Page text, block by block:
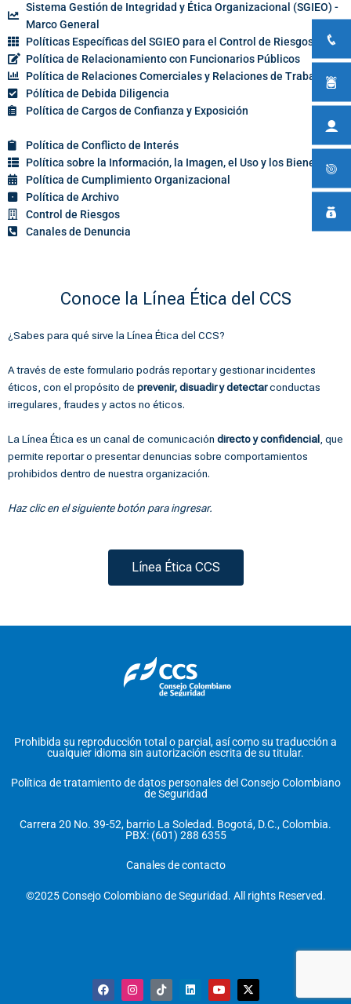
Sistema Gestión de Integridad y Ética Organizacional (SGIEO) -
Marco General
Políticas Específicas del SGIEO para el Control de Riesgos ST/C
Política de Relacionamiento con Funcionarios Públicos
Política de Relaciones Comerciales y Relaciones de Trabajo
Pólítica de Debida Diligencia
Política de Cargos de Confianza y Exposición
Política de Conflicto de Interés
Política sobre la Información, la Imagen, el Uso y los Bienes
Política de Cumplimiento Organizacional
Política de Archivo
Control de Riesgos
Canales de Denuncia
Conoce la Línea Ética del CCS
¿Sabes para qué sirve la Línea Ética del CCS?
A través de este formulario podrás reportar y gestionar incidentes
éticos, con el propósito de prevenir, disuadir y detectarconductas
irregulares, fraudes y actos no éticos.
La Línea Ética es un canal de comunicación directo y confidencial , que
permite reportar o presentar denuncias sobre comportamientos
prohibidos dentro de nuestra organización.
Haz clic en el siguiente botón para ingresar.
Línea Ética CCS
Prohibida su reproducción total o parcial, así como su traducción a
cualquier idioma sin autorización escrita de su titular.
Política de tratamiento de datos personales del Consejo Colombiano
de Seguridad
Carrera 20 No. 39-52, barrio La Soledad. Bogotá, D.C., Colombia.
PBX: (601) 288 6355
Canales de contacto
©2025 Consejo Colombiano de Seguridad. All rights Reserved.
F
a
I
n
T
i
L
i
Y
o
X
-